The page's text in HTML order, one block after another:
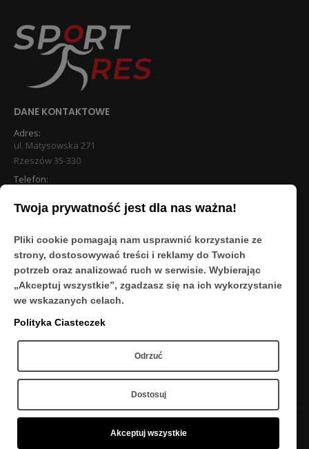
DANE KONTAKTOWE
Adres:
ul. Matysowska 271
Rzeszów 35-330
Telefon:
STREFA KLIENTA
Moje konto
O Nas
Polityka prywatności
Regulamin
FAQ
OBSERWUJ NAS
Copyright © 2020 - Sport-Res - Wszelkie prawa zastrzeżone.
Twoja prywatność jest dla nas ważna!
Pliki cookie pomagają nam usprawnić korzystanie ze
strony, dostosowywać treści i reklamy do Twoich
potrzeb oraz analizować ruch w serwisie. Wybierając
„Akceptuj wszystkie”, zgadzasz się na ich wykorzystanie
we wskazanych celach.
Polityka Ciasteczek
Odrzuć
Dostosuj
Akceptuj wszystkie